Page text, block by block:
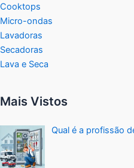
Cooktops
Micro-ondas
Lavadoras
Secadoras
Lava e Seca
Mais Vistos
Qual é a profissão